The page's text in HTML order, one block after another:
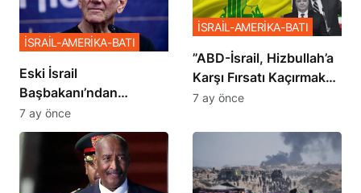
Eski İsrail
Başbakanı’ndan
Netanyahu’ya Ağır
Sözler
İSRAİL-AMERİKA-BATI
7 ay önce
​​​​​​​”ABD-İsrail, Hizbullah’a
Karşı Fırsatı Kaçırmak
İstemiyor”
İSRAİL-AMERİKA-BATI
7 ay önce